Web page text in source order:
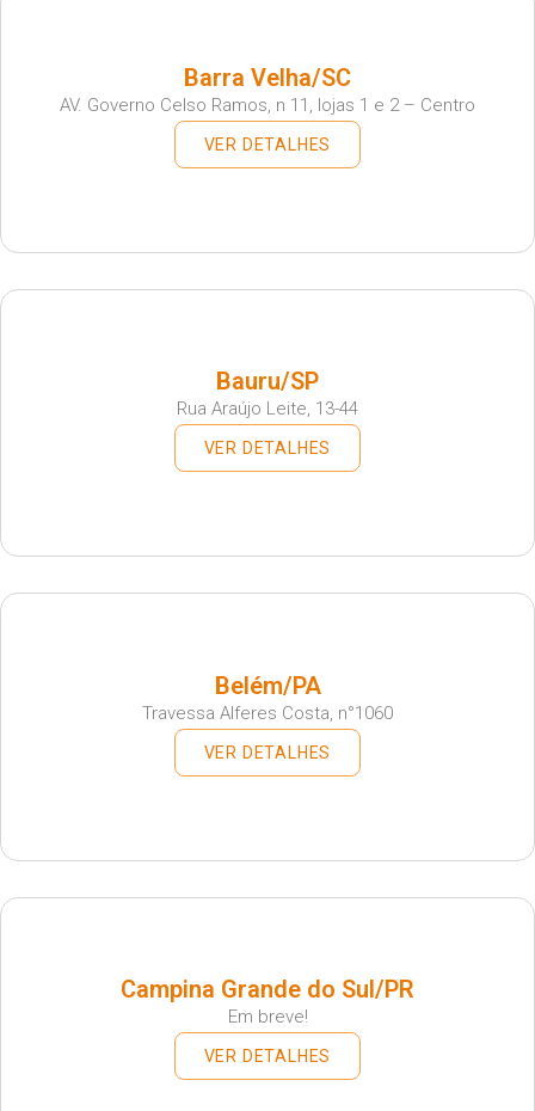
Barra Velha/SC
AV. Governo Celso Ramos, n 11, lojas 1 e 2 – Centro
VER DETALHES
Bauru/SP
Rua Araújo Leite, 13-44
VER DETALHES
Belém/PA
Travessa Alferes Costa, n°1060
VER DETALHES
Campina Grande do Sul/PR
Em breve!
VER DETALHES